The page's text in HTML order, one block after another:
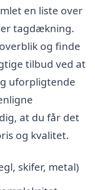
en liste over
tagdækning.
og finde
tilbud ved at
uforpligtende
at du får det
og kvalitet.
skifer, metal)